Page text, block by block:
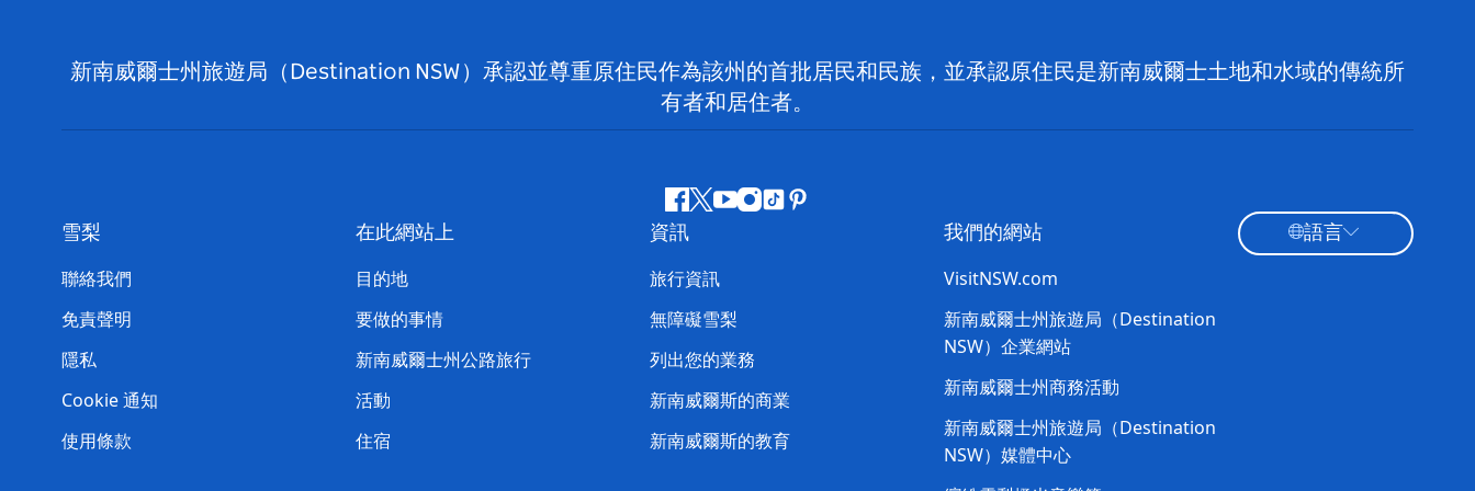
新南威爾士州旅遊局（Destination NSW）承認並尊重原住民作為該州的首批居民和民族，並承認原住民是新南威爾士土地和水域的傳統所
有者和居住者。
Facebook
嘰
喳
喳
Youtube
Instagram
抖 Pinterest
雪梨
聯絡我們
免責聲明
隱私
Cookie 通知
使用條款
在此網站上
目的地
要做的事情
新南威爾士州公路旅行
活動
住宿
資訊
旅行資訊
無障礙雪梨
列出您的業務
新南威爾斯的商業
新南威爾斯的教育
我們的網站
VisitNSW.com
新南威爾士州旅遊局（Destination
NSW）企業網站
新南威爾士州商務活動
新南威爾士州旅遊局（Destination
NSW）媒體中心
語言